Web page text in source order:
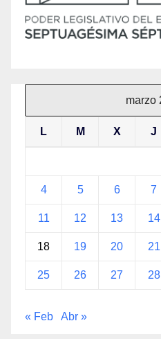
marzo
L M X J
4 5 6 7
11 12 13 14
18 19 20 21
25 26 27 28
« Feb Abr »